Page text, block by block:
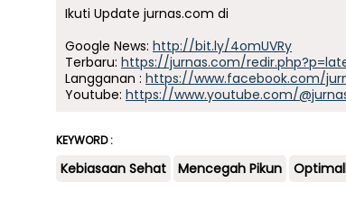
Ikuti Update jurnas.com di
Google News: http://bit.ly/4omUVRy
Terbaru: https://jurnas.com/
Langganan : https://www.facebook.com/
Youtube: https://www.youtube.com/
KEYWORD :
Kebiasaan Sehat Mencegah Pikun